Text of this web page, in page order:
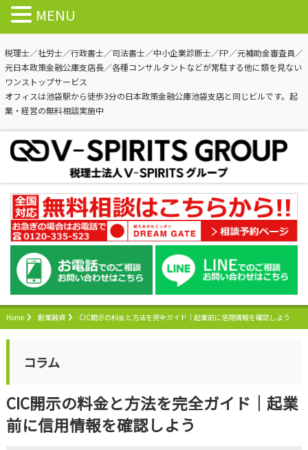
税理士／社労士／行政書士／司法書士／中小企業診断士／FP／元補助金審査員／
元日本政策金融公庫支店長／各種コンサルタントなどが常駐する他に類を見ない
ワンストップサービス
オフィスは池袋駅から徒歩3分の日本政策金融公庫池袋支店と同じビルです。起
業・経営の無料相談実施中
Home 創業融資 CIC開示の料金と方法を完全ガイド｜起業前に信用情報を確認しよう
コラム
CIC開示の料金と方法を完全ガイド｜起業
前に信用情報を確認しよう
MENU